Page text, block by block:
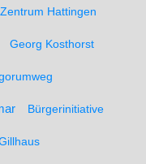
Hattingen
Georg Kosthorst
Bürgerinitiative